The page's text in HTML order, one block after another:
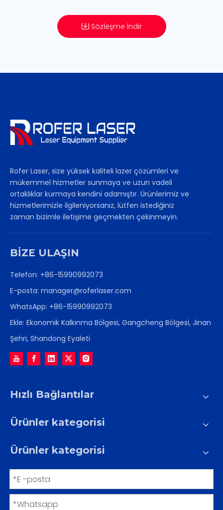
Sözleşme İndir
Rofer Laser, size yüksek kaliteli lazer çözümleri ve
mükemmel hizmetler sunmaya ve uzun vadeli
ortaklıklar kurmaya kendini adamıştır. Ürünlerimiz ve
hizmetlerimizle ilgileniyorsanız, lütfen istediğiniz
zaman bizimle iletişime geçmekten çekinmeyin.
BİZE ULAŞIN
Telefon: +86-15990992073
E-posta: manager@roferlaser.com
WhatsApp: +86-15990992073
Ekle: Ekonomik Kalkınma Bölgesi, Gangcheng Bölgesi, Jinan
Şehri, Shandong Eyaleti
Hızlı Bağlantılar
Ürünler kategorisi
Ürünler kategorisi